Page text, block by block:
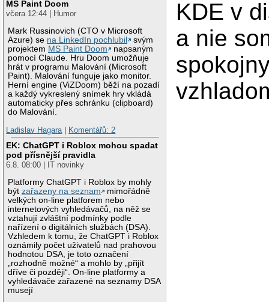
MS Paint Doom
včera 12:44 | Humor
Mark Russinovich (CTO v Microsoft
Azure) se na LinkedIn pochlubil
svým
projektem MS Paint Doom
napsaným
pomocí Claude. Hru Doom umožňuje
hrát v programu Malování (Microsoft
Paint). Malování funguje jako monitor.
Herní engine (ViZDoom) běží na pozadí
a každý vykreslený snímek hry vkládá
automaticky přes schránku (clipboard)
do Malování.
Ladislav Hagara
Komentářů: 2
EK: ChatGPT i Roblox mohou spadat
pod přísnější pravidla
6.8. 08:00 | IT novinky
Platformy ChatGPT i Roblox by mohly
býtzařazeny na seznam
mimořádně
velkých on-line platforem nebo
internetových vyhledávačů, na něž se
vztahují zvláštní podmínky podle
nařízení o digitálních službách (DSA).
Vzhledem k tomu, že ChatGPT i Roblox
oznámily počet uživatelů nad prahovou
hodnotou DSA, je toto označení
„rozhodně možné“ a mohlo by „přijít
dříve či později“. On-line platformy a
vyhledávače zařazené na seznamy DSA
musejí
KDE v
a nie